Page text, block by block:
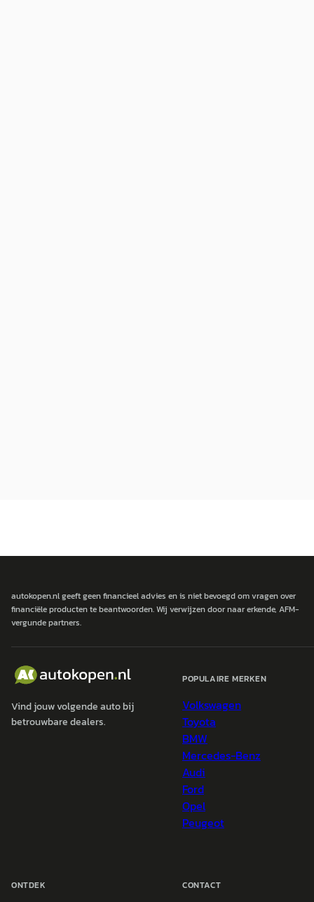
autokopen.nl geeft geen financieel advies en is niet bevoegd om vragen over
financiële producten te beantwoorden. Wij verwijzen door naar erkende, AFM-
vergunde partners.
Vind jouw volgende auto bij
betrouwbare dealers.
POPULAIRE MERKEN
Volkswagen
Toyota
BMW
Mercedes-Benz
Audi
Ford
Opel
Peugeot
ONTDEK CONTACT